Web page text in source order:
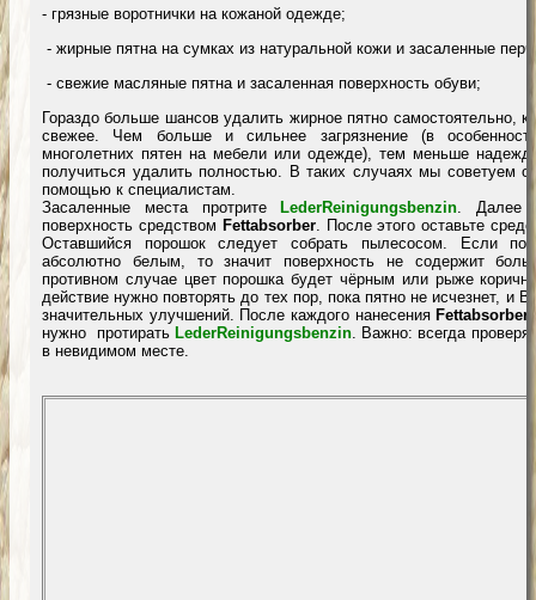
- грязные воротнички на кожаной одежде;
- жирные пятна на сумках из натуральной кожи и засаленные
- свежие масляные пятна и засаленная поверхность обуви;
Гораздо больше шансов удалить жирное пятно самостоятельно,
свежее. Чем больше и сильнее загрязнение (в
многолетних пятен на мебели или одежде), тем меньше
получиться удалить полностью. В таких случаях мы советуем
помощью к специалистам.
Засаленные места протрите
LederReinigungsbenzin. Далее
поверхность средством Fettabsorber. После этого оставьте
Оставшийся порошок следует собрать пылесосом. Если
абсолютно белым, то значит поверхность не содержит
противном случае цвет порошка будет чёрным или рыже
действие нужно повторять до тех пор, пока пятно не исчезнет, и
значительных улучшений. После каждого нанесения Fettabsorber
нужно протирать LederReinigungsbenzin. Важно: всегда
в невидимом месте.